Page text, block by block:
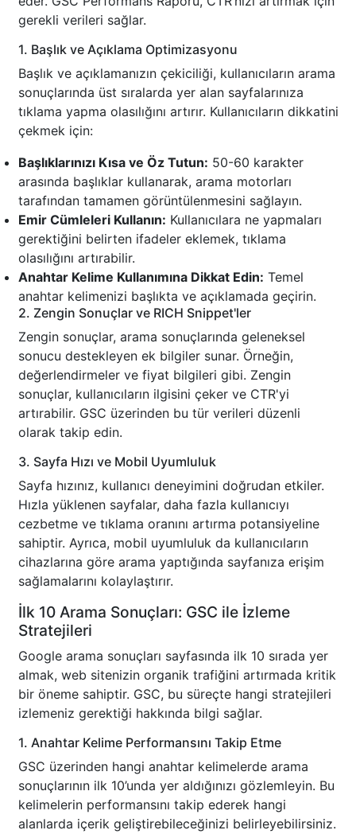
gerekli verileri sağlar.
1. Başlık ve Açıklama Optimizasyonu
Başlık ve açıklamanızın çekiciliği, kullanıcıların arama
sonuçlarında üst sıralarda yer alan sayfalarınıza
tıklama yapma olasılığını artırır. Kullanıcıların dikkatini
çekmek için:
Başlıklarınızı Kısa ve Öz Tutun: 50-60 karakter
arasında başlıklar kullanarak, arama motorları
tarafından tamamen görüntülenmesini sağlayın.
Emir Cümleleri Kullanın: Kullanıcılara ne yapmaları
gerektiğini belirten ifadeler eklemek, tıklama
olasılığını artırabilir.
Anahtar Kelime Kullanımına Dikkat Edin: Temel
anahtar kelimenizi başlıkta ve açıklamada geçirin.
2. Zengin Sonuçlar ve RICH Snippet'ler
Zengin sonuçlar, arama sonuçlarında geleneksel
sonucu destekleyen ek bilgiler sunar. Örneğin,
değerlendirmeler ve fiyat bilgileri gibi. Zengin
sonuçlar, kullanıcıların ilgisini çeker ve CTR'yi
artırabilir. GSC üzerinden bu tür verileri düzenli
olarak takip edin.
3. Sayfa Hızı ve Mobil Uyumluluk
Sayfa hızınız, kullanıcı deneyimini doğrudan etkiler.
Hızla yüklenen sayfalar, daha fazla kullanıcıyı
cezbetme ve tıklama oranını artırma potansiyeline
sahiptir. Ayrıca, mobil uyumluluk da kullanıcıların
cihazlarına göre arama yaptığında sayfanıza erişim
sağlamalarını kolaylaştırır.
İlk 10 Arama Sonuçları: GSC ile İzleme
Stratejileri
Google arama sonuçları sayfasında ilk 10 sırada yer
almak, web sitenizin organik trafiğini artırmada kritik
bir öneme sahiptir. GSC, bu süreçte hangi stratejileri
izlemeniz gerektiği hakkında bilgi sağlar.
1. Anahtar Kelime Performansını Takip Etme
GSC üzerinden hangi anahtar kelimelerde arama
sonuçlarının ilk 10’unda yer aldığınızı gözlemleyin. Bu
kelimelerin performansını takip ederek hangi
alanlarda içerik geliştirebileceğinizi belirleyebilirsiniz.